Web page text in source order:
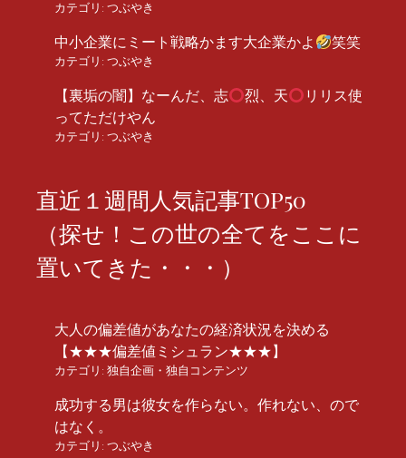
カテゴリ: つぶやき
中小企業にミート戦略かます大企業かよ 笑笑
カテゴリ: つぶやき
【裏垢の闇】なーんだ、志 烈、天
リリス使
ってただけやん
カテゴリ: つぶやき
直近１週間人気記事TOP50
（探せ！この世の全てをここに
置いてきた・・・）
大人の偏差値があなたの経済状況を決める
【★★★偏差値ミシュラン★★★】
カテゴリ: 独自企画・独自コンテンツ
成功する男は彼女を作らない。作れない、ので
はなく。
カテゴリ: つぶやき